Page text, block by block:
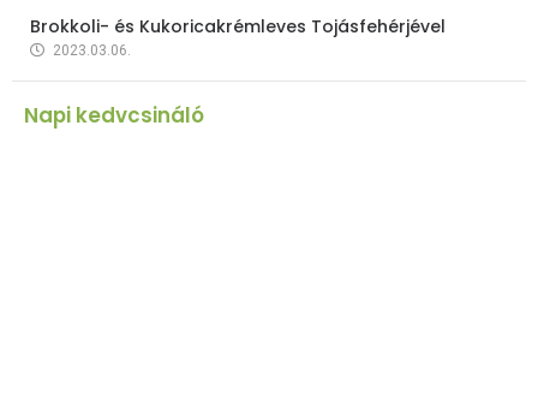
Brokkoli- és Kukoricakrémleves Tojásfehérjével
2023.03.06.
Napi kedvcsináló